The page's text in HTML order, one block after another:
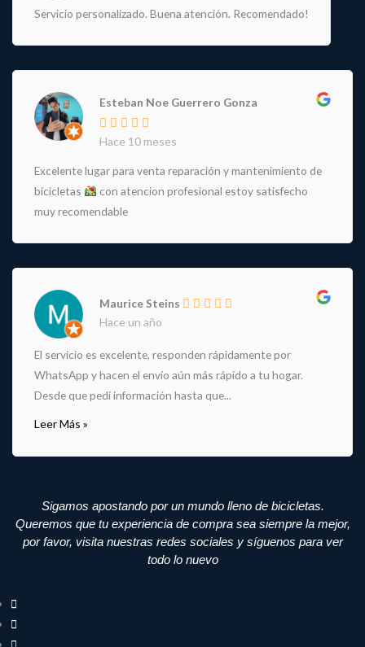
Servicio personalizado. Buena atención. Recomendado!
Esteban Noe Guerrero Gonza
Hace 10 meses
Excelente lugar para venta reparación y mantenimiento de
bicicletas
con atencion profesional estoy satisfecho
muy recomendable
Maurice Steins
Hace un año
El servicio es excelente, responden rápidamente por
WhatsApp y hacen el envío aún más rápido a tu hogar.
Desde que pedí información hasta que...
Leer Más »
Sigamos apostando por un mundo lleno de bicicletas.
Queremos que tu experiencia de compra sea siempre la mejor,
por favor, visita nuestras redes sociales y síguenos para ver
todo lo nuevo